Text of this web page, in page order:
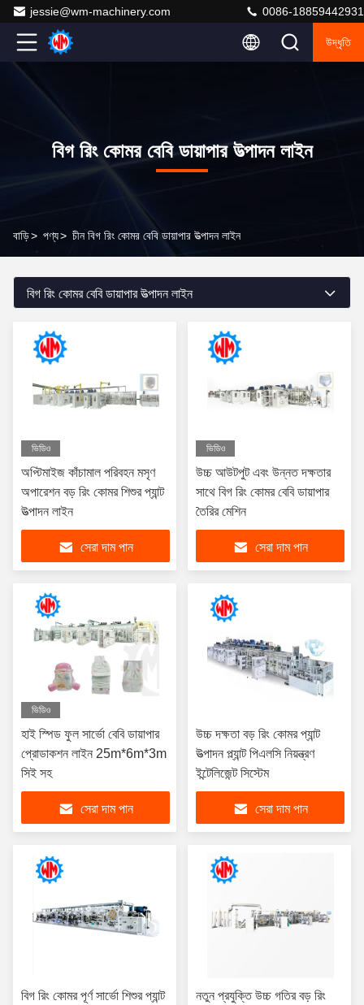
jessie@wm-machinery.com 0086-18859442931
উদ্ধৃতি
বিগ রিং কোমর বেবি ডায়াপার উত্পাদন লাইন
বাড়ি> পণ্য> চীন বিগ রিং কোমর বেবি ডায়াপার উত্পাদন লাইন
বিগ রিং কোমর বেবি ডায়াপার উত্পাদন লাইন
ভিডিও
অপ্টিমাইজ কাঁচামাল পরিবহন মসৃণ
অপারেশন বড় রিং কোমর শিশুর প্যান্ট
উত্পাদন লাইন
সেরা দাম পান
ভিডিও
উচ্চ আউটপুট এবং উন্নত দক্ষতার
সাথে বিগ রিং কোমর বেবি ডায়াপার
তৈরির মেশিন
সেরা দাম পান
ভিডিও
হাই স্পিড ফুল সার্ভো বেবি ডায়াপার
প্রোডাকশন লাইন 25m*6m*3m
সিই সহ
সেরা দাম পান
উচ্চ দক্ষতা বড় রিং কোমর প্যান্ট
উত্পাদন প্ল্যান্ট পিএলসি নিয়ন্ত্রণ
ইন্টেলিজেন্ট সিস্টেম
সেরা দাম পান
বিগ রিং কোমর পূর্ণ সার্ভো শিশুর প্যান্ট
নতুন প্রযুক্তি উচ্চ গতির বড় রিং